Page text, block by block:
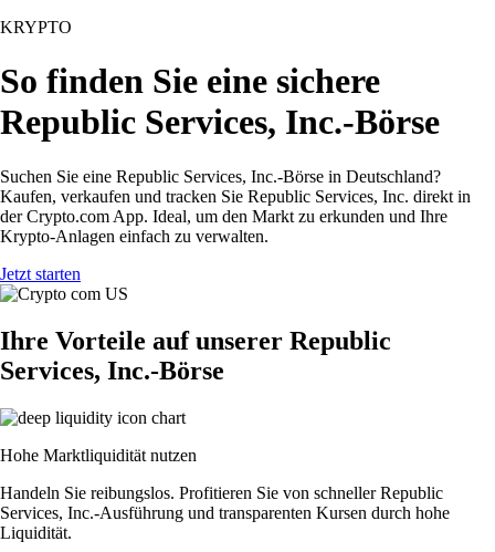
KRYPTO
So finden Sie eine sichere
Republic Services, Inc.-Börse
Suchen Sie eine Republic Services, Inc.-Börse in Deutschland?
Kaufen, verkaufen und tracken Sie Republic Services, Inc. direkt in
der Crypto.com App. Ideal, um den Markt zu erkunden und Ihre
Krypto-Anlagen einfach zu verwalten.
Jetzt starten
Ihre Vorteile auf unserer Republic
Services, Inc.-Börse
Hohe Marktliquidität nutzen
Handeln Sie reibungslos. Profitieren Sie von schneller Republic
Services, Inc.-Ausführung und transparenten Kursen durch hohe
Liquidität.